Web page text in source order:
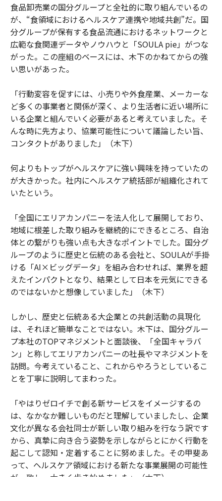
食品卸売業の国分グループと全社的に取り組んでいるの
が、“食領域におけるヘルスケア連携や地域共創”だ。国
分グループが保有する食品流通におけるネットワークと
広範な食関連データやノウハウと「SOULA pie」がつな
がった。この座組のベースには、木下のかねてからの強
い思いがあった。
「行動変容を促すには、小売りや外食産業、メーカーな
ど多くの事業者と関係が深く、より生活者に近い場所に
いる企業と組んでいく必要があると考えていました。そ
んな時に先方より、協業可能性について議論したい旨、
コンタクトがありました」（木下）
何よりもトップがヘルスケアに強い興味を持っていたの
が大きかった。社内にヘルスケア統括部が組織化されて
いたという。
「全国にエリアカンパニーを法人化して展開しており、
地域に根差した取り組みを継続的にできるところ、自治
体との繋がりも強い点も大きなポイントでした。国分グ
ループのように歴史と伝統のある会社と、SOULAが手掛
ける「AI×ビッグデータ」を組み合わせれば、業界を超
えたインパクトとなり、結果として日本を元気にできる
のではないかと想像していました」（木下）
しかし、歴史と伝統ある大企業との共創活動の具現化
は、それほど簡単なことではない。木下は、国分グルー
プ本社のTOPマネジメントと面談後、「全国キャラバ
ン」と称してエリアカンパニーの社長やマネジメントを
訪問。今考えていること、これからやろうとしているこ
とを丁寧に説明してまわった。
「やはりゼロイチで創る新サービスをイメージするの
は、なかなか難しいものだと理解していましたし、企業
文化が異なる会社同士が新しい取り組みを行なう訳です
から、真摯に向き合う姿勢を示しながらとにかく行動を
起こして認知・定着することに努めました。その甲斐あ
って、ヘルスケア領域における新たな事業展開の可能性
が一致し、大きく歩き始めました」（木下）